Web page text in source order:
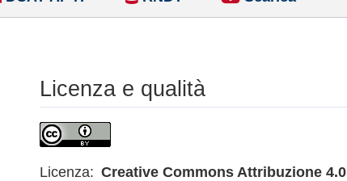
Licenza e qualità
Licenza: Creative Commons Attribuzione